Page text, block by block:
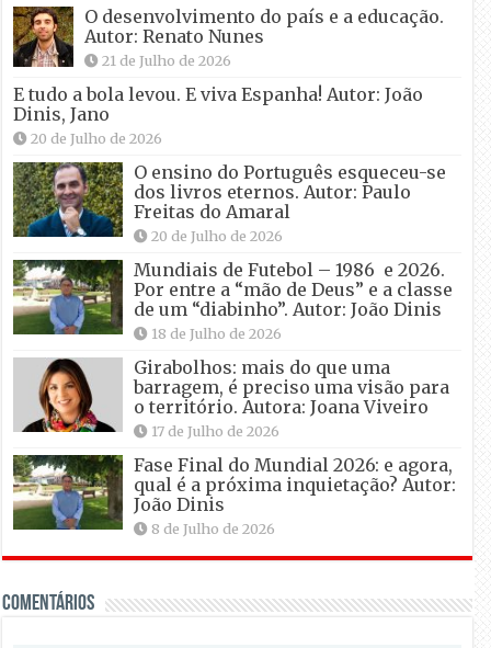
O desenvolvimento do país e a educação.
Autor: Renato Nunes
21 de Julho de 2026
E tudo a bola levou. E viva Espanha! Autor: João
Dinis, Jano
20 de Julho de 2026
O ensino do Português esqueceu-se
dos livros eternos. Autor: Paulo
Freitas do Amaral
20 de Julho de 2026
Mundiais de Futebol – 1986 e 2026.
Por entre a “mão de Deus” e a classe
de um “diabinho”. Autor: João Dinis
18 de Julho de 2026
Girabolhos: mais do que uma
barragem, é preciso uma visão para
o território. Autora: Joana Viveiro
17 de Julho de 2026
Fase Final do Mundial 2026: e agora,
qual é a próxima inquietação? Autor:
João Dinis
8 de Julho de 2026
Comentários